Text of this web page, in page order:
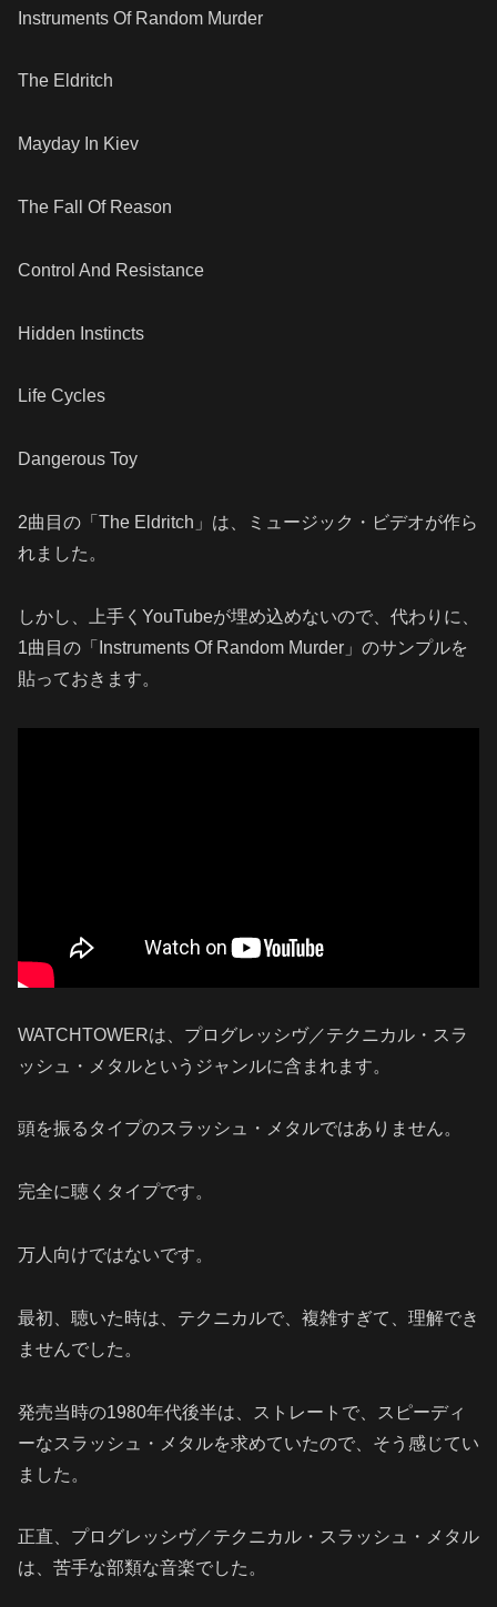
Instruments Of Random Murder
The Eldritch
Mayday In Kiev
The Fall Of Reason
Control And Resistance
Hidden Instincts
Life Cycles
Dangerous Toy
2曲目の「The Eldritch」は、ミュージック・ビデオが作ら
れました。
しかし、上手くYouTubeが埋め込めないので、代わりに、
1曲目の「Instruments Of Random Murder」のサンプルを
貼っておきます。
WATCHTOWERは、プログレッシヴ／テクニカル・スラ
ッシュ・メタルというジャンルに含まれます。
頭を振るタイプのスラッシュ・メタルではありません。
完全に聴くタイプです。
万人向けではないです。
最初、聴いた時は、テクニカルで、複雑すぎて、理解でき
ませんでした。
発売当時の1980年代後半は、ストレートで、スピーディ
ーなスラッシュ・メタルを求めていたので、そう感じてい
ました。
正直、プログレッシヴ／テクニカル・スラッシュ・メタル
は、苦手な部類な音楽でした。